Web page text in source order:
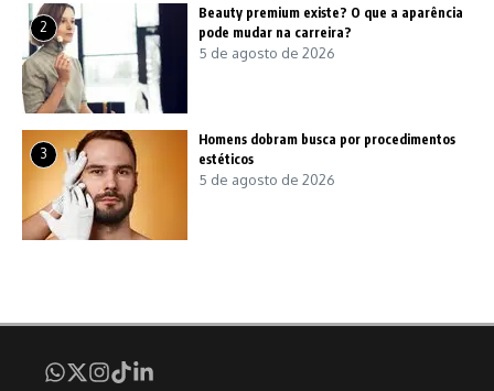
2
Beauty premium existe? O que a aparência
pode mudar na carreira?
5 de agosto de 2026
3
Homens dobram busca por procedimentos
estéticos
5 de agosto de 2026